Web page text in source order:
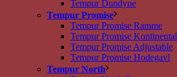
Tempur Dundyne
Tempur Promise
Tempur Promise Ramme
Tempur Promise Kontinental
Tempur Promise Adjustable
Tempur Promise Hodegavl
Tempur North